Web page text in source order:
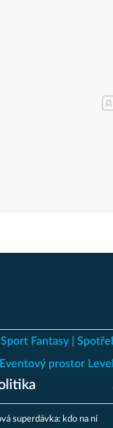
Fantasy
Eventový prostor
superdávka: kdo na ní